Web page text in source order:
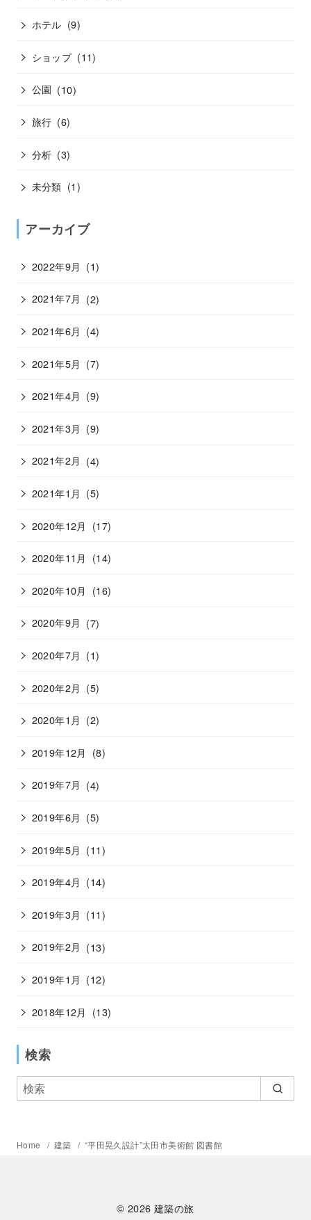
ホテル (9)
ショップ (11)
公園 (10)
旅行 (6)
分析 (3)
未分類 (1)
アーカイブ
2022年9月 (1)
2021年7月 (2)
2021年6月 (4)
2021年5月 (7)
2021年4月 (9)
2021年3月 (9)
2021年2月 (4)
2021年1月 (5)
2020年12月 (17)
2020年11月 (14)
2020年10月 (16)
2020年9月 (7)
2020年7月 (1)
2020年2月 (5)
2020年1月 (2)
2019年12月 (8)
2019年7月 (4)
2019年6月 (5)
2019年5月 (11)
2019年4月 (14)
2019年3月 (11)
2019年2月 (13)
2019年1月 (12)
2018年12月 (13)
検索
Home 建築 “平田晃久設計”太田市美術館 図書館
© 2026建築の旅